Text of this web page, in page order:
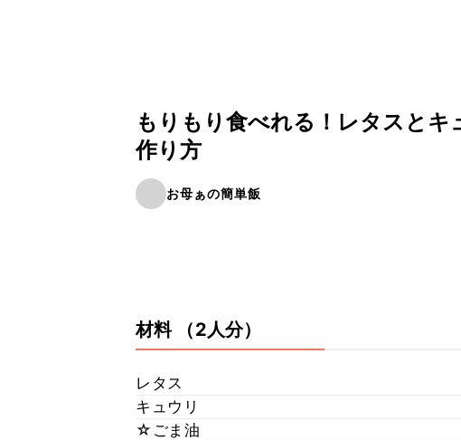
もりもり食べれる！レタスとキ
作り方
お母ぁの簡単飯
材料 （2人分）
レタス
キュウリ
☆ごま油